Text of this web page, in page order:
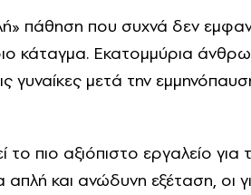
πάθηση που συχνά δεν
κάταγμα. Εκατομμύρια
γυναίκες μετά την
πιο αξιόπιστο εργαλείο για
και ανώδυνη εξέταση, οι